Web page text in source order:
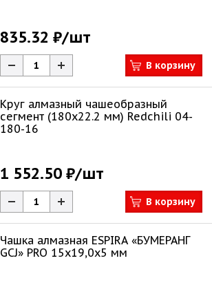
835.32 ₽/шт
В корзину
Круг алмазный чашеобразный
сегмент (180х22.2 мм) Redchili 04-
180-16
1 552.50 ₽/шт
В корзину
Чашка алмазная ESPIRA «БУМЕРАНГ
GCJ» PRO 15х19,0х5 мм